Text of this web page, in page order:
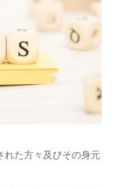
れた方々及びその身元